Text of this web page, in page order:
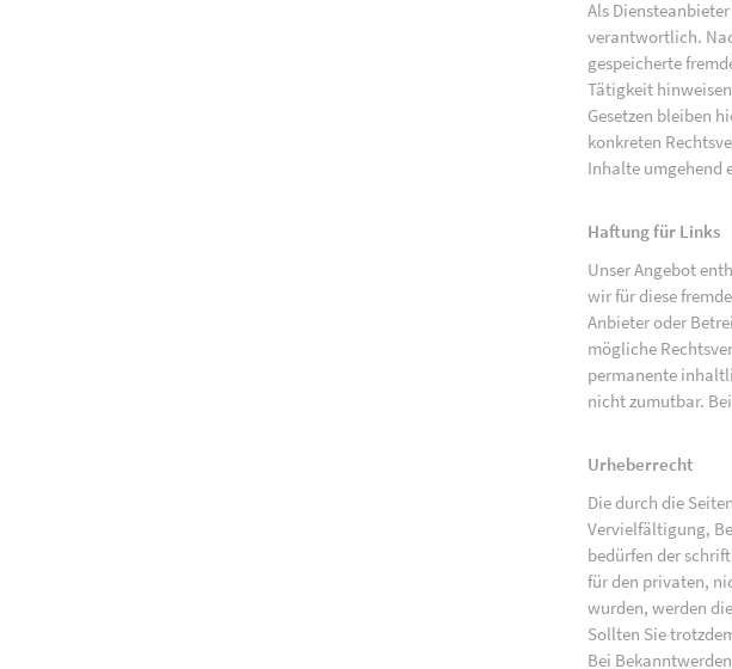
Als
verantwortlich.
gespeicherte
Tätigkeit
Gesetzen bleiben
konkreten
Inhalte umgehend
Haftung für Links
Unser Angebot
wir für diese
Anbieter oder
mögliche
permanente
nicht zumutbar.
Urheberrecht
Die durch die
Vervielfältigung,
bedürfen der
für den privaten,
wurden, werden
Sollten Sie
Bei